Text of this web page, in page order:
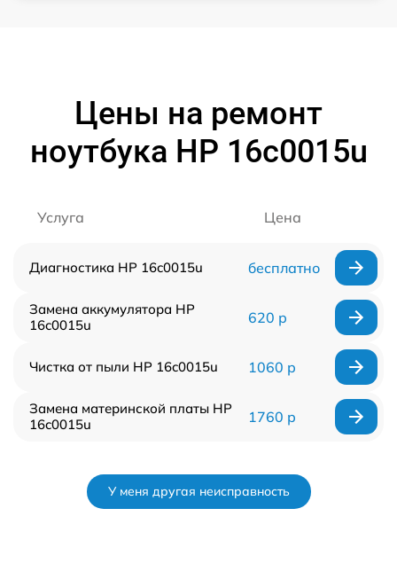
Цены на ремонт
ноутбука HP 16c0015u
Услуга Цена
Диагностика HP 16c0015u бесплатно
Замена аккумулятора HP
16c0015u
620 р
Чистка от пыли HP 16c0015u 1060 р
Замена материнской платы HP
16c0015u
1760 р
У меня другая неисправность